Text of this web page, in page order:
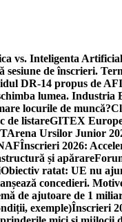
vs. Inteligenta
de înscrieri.
DR-14 propus de
lumea. Industria
locurile de muncă?
de listareGITEX
Arena Ursilor Junior
Înscrieri 2026:
și apărare
Obiectiv ratat: UE nu
concedieri.
de ajutoare de 1
exemple)Înscrieri